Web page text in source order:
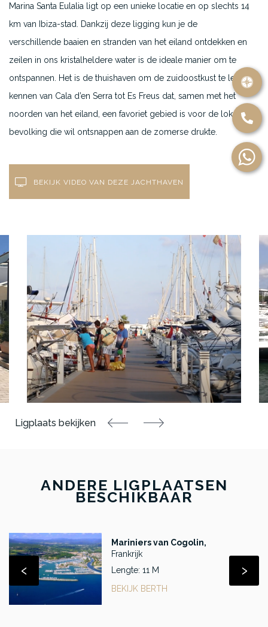
Marina Santa Eulalia ligt op een unieke locatie en op slechts 14
km van Ibiza-stad. Dankzij deze ligging kun je de
verschillende baaien en stranden van het eiland ontdekken en
zeilen in ons kristalheldere water is de ideale manier om te
ontspannen. Het is de thuishaven om de zuidoostkust te leren
kennen van Cala d’en Serra tot Es Freus dat, samen met het
noorden van het eiland, een favoriet gebied is voor de lokale
bevolking die wil ontsnappen aan de zomerse drukte.
BEKIJK VIDEO VAN DEZE JACHTHAVEN
ANDERE LIGPLAATSEN
BESCHIKBAAR
Mariniers van Cogolin,
Frankrijk
Lengte: 11 M
BEKIJK BERTH
‹ ›